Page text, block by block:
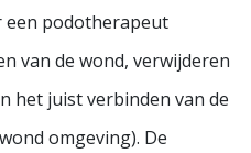
een podotherapeut
van de wond, verwijderen
het juist verbinden van de
omgeving). De